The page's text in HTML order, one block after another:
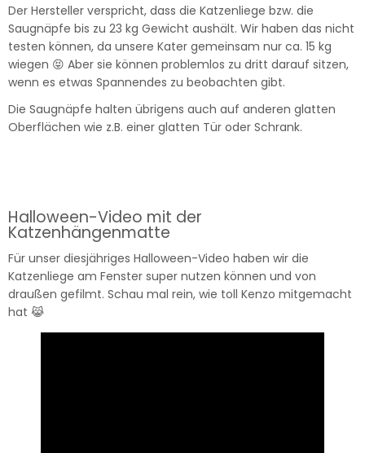
Der Hersteller verspricht, dass die Katzenliege bzw. die
Saugnäpfe bis zu 23 kg Gewicht aushält. Wir haben das nicht
testen können, da unsere Kater gemeinsam nur ca. 15 kg
wiegen 😝 Aber sie können problemlos zu dritt darauf sitzen,
wenn es etwas Spannendes zu beobachten gibt.
Die Saugnäpfe halten übrigens auch auf anderen glatten
Oberflächen wie z.B. einer glatten Tür oder Schrank.
Halloween-Video mit der
Katzenhängenmatte
Für unser diesjähriges Halloween-Video haben wir die
Katzenliege am Fenster super nutzen können und von
draußen gefilmt. Schau mal rein, wie toll Kenzo mitgemacht
hat 😹